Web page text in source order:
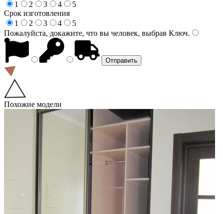
1
2 3 4
5
Срок изготовления
1
2 3 4
5
Пожалуйста, докажите, что вы человек, выбрав Ключ.
Похожие модели